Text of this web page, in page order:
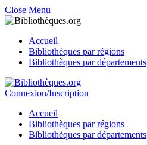
Close Menu
Accueil
Bibliothèques par régions
Bibliothèques par départements
Connexion/Inscription
Accueil
Bibliothèques par régions
Bibliothèques par départements